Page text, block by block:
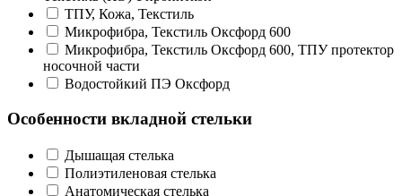
ТПУ, Кожа, Текстиль
Микрофибра, Текстиль Оксфорд 600
Микрофибра, Текстиль Оксфорд 600, ТПУ протектор
носочной части
Водостойкий ПЭ Оксфорд
Особенности вкладной стельки
Дышащая стелька
Полиэтиленовая стелька
Анатомическая стелька